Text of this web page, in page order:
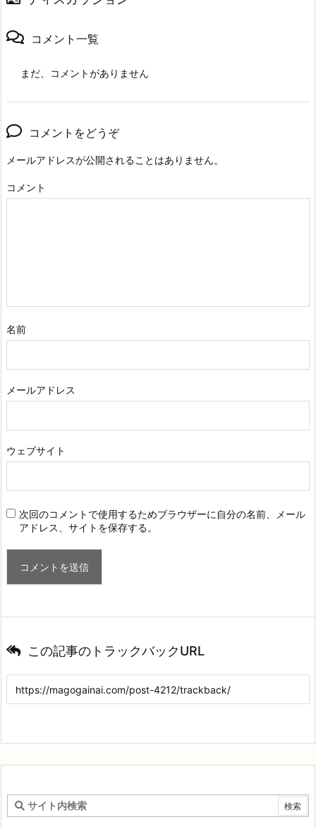
コメント一覧
まだ、コメントがありません
コメントをどうぞ
メールアドレスが公開されることはありません。
コメント
名前
メールアドレス
ウェブサイト
次回のコメントで使用するためブラウザーに自分の名前、メール
アドレス、サイトを保存する。
この記事のトラックバックURL